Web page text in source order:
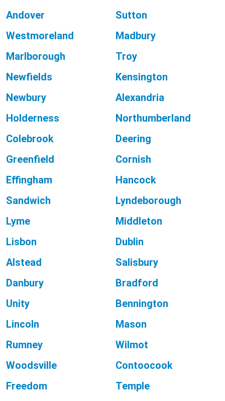
Andover
Sutton
Westmoreland
Madbury
Marlborough
Troy
Newfields
Kensington
Newbury
Alexandria
Holderness
Northumberland
Colebrook
Deering
Greenfield
Cornish
Effingham
Hancock
Sandwich
Lyndeborough
Lyme
Middleton
Lisbon
Dublin
Alstead
Salisbury
Danbury
Bradford
Unity
Bennington
Lincoln
Mason
Rumney
Wilmot
Woodsville
Contoocook
Freedom
Temple